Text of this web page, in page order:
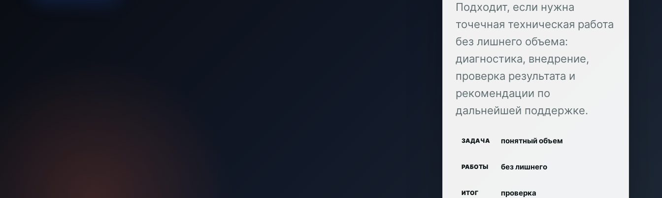
Подходит, если нужна
точечная техническая работа
без лишнего объема:
диагностика, внедрение,
проверка результата и
рекомендации по
дальнейшей поддержке.
ЗАДАЧА понятный объем
РАБОТЫ без лишнего
ИТОГ проверка